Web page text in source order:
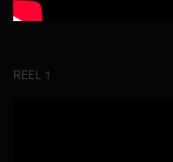
REEL 1